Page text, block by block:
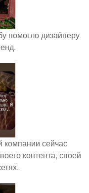
помогло дизайнеру
компании сейчас
контента, своей